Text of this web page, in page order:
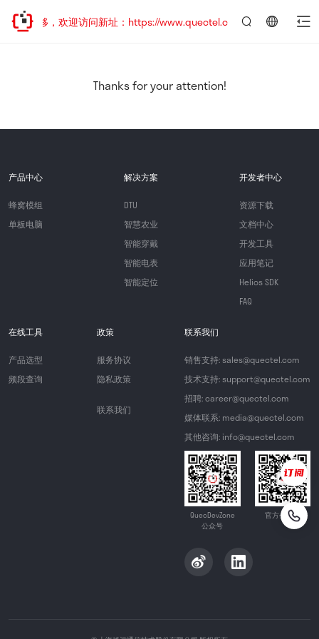
址已迁移，欢迎访问新址：https://www.quectel.com.cn
Thanks for your attention!
产品中心
蜂窝模组
单板电脑
解决方案
DTU
智慧农业
智能穿戴
智能电表
智能定位
开发者中心
资源下载
文档中心
开发工具
应用笔记
Helios SDK
FAQ
在线工具
产品选型
频段查询
政策
服务协议
隐私政策
联系我们
联系我们
销售支持: sales@quectel.com
技术支持: support@quectel.com
招聘: career@quectel.com
媒体联系: media@quectel.com
其他咨询: info@quectel.com
QuecDevZone
公众号
官方公众号